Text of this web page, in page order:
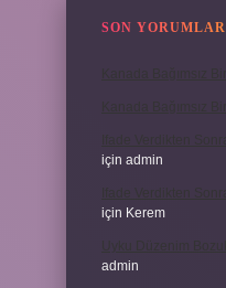
SON YORUMLAR
için admin
için Kerem
admin